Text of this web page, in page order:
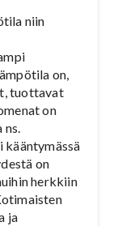
niin
on,
tuottavat
on
ns.
kääntymässä
on
herkkiin
ja